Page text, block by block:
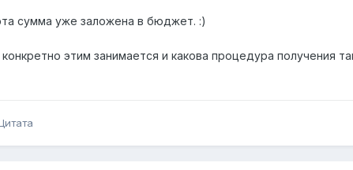
сумма уже заложена в бюджет. :)
этим занимается и какова процедура получения